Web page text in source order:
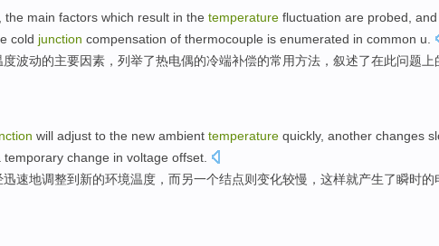
the main factors which result in the temperature fluctuation are probed, and
cold junction compensation of thermocouple is enumerated in common u.
度波动的主要因素 ， 列举了热电偶的冷端补偿的常用方法 ，叙述了在此问题上
will adjust to the new ambient temperature quickly, another changes
temporary change in voltage offset
迅速地调整到 新的环境温度 ， 而另一个结点则变化较慢 ， 这样就产生了瞬时的